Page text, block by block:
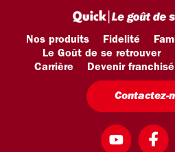
Nos produits Fidelité
Le Goût de se retrouver
Carrière
Devenir franchisé
Contactez-